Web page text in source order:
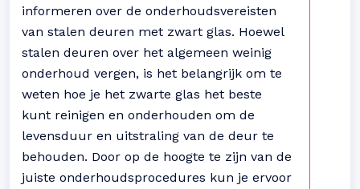
informeren over de onderhoudsvereisten
van stalen deuren met zwart glas. Hoewel
stalen deuren over het algemeen weinig
onderhoud vergen, is het belangrijk om te
weten hoe je het zwarte glas het beste
kunt reinigen en onderhouden om de
levensduur en uitstraling van de deur te
behouden. Door op de hoogte te zijn van de
juiste onderhoudsprocedures kun je ervoor